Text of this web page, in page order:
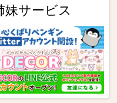
妹サービス